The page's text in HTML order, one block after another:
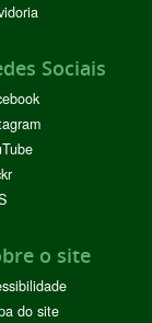
Sociais
o site
do site